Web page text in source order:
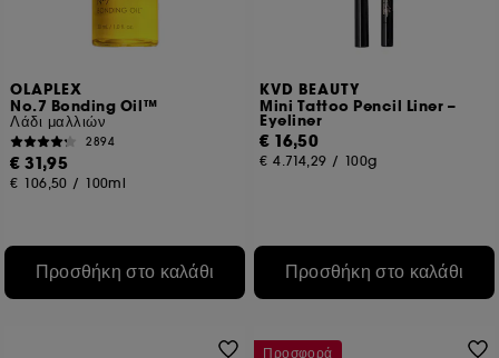
OLAPLEX
No.7 Bonding Oil™
Λάδι μαλλιών
2894
€ 31,95
€ 106,50 / 100ml
Προσθήκη στο καλάθι
KVD BEAUTY
Mini Tattoo Pencil Liner –
Eyeliner
€ 16,50
€ 4.714,29 / 100g
Προσθήκη στο καλάθι
Προσφορά